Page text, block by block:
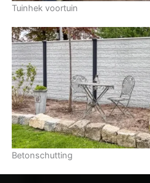
Tuinhek voortuin
Betonschutting